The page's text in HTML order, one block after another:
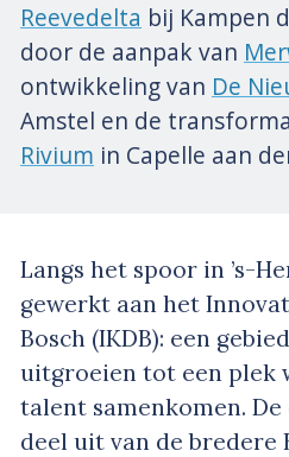
Reevedelta bij Kampen
door de aanpak van
ontwikkeling van De
Amstel en de
Rivium in Capelle aan
Langs het spoor in ’s-
gewerkt aan het
Bosch (IKDB): een
uitgroeien tot een plek
talent samenkomen.
deel uit van de bredere